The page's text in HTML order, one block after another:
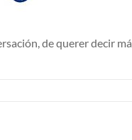
de querer decir